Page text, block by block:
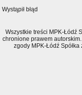
Wystąpił błąd
Wszystkie treści MPK-Łódź
chronione prawem
zgody MPK-Łódź